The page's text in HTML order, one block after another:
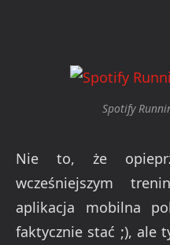
Spotify
Nie to, że
wcześniejszym
aplikacja mobilna
faktycznie stać ;), ale